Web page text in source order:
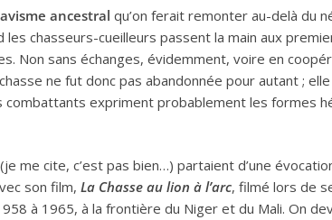
ancestral qu’on ferait remonter au-delà du
les chasseurs-cueilleurs passent la main aux
Non sans échanges, évidemment, voire en
ne fut donc pas abandonnée pour autant ;
combattants expriment probablement les formes
me cite, c’est pas bien…) partaient d’une
son film, La Chasse au lion à l’arc, filmé lors de
à 1965, à la frontière du Niger et du Mali. On